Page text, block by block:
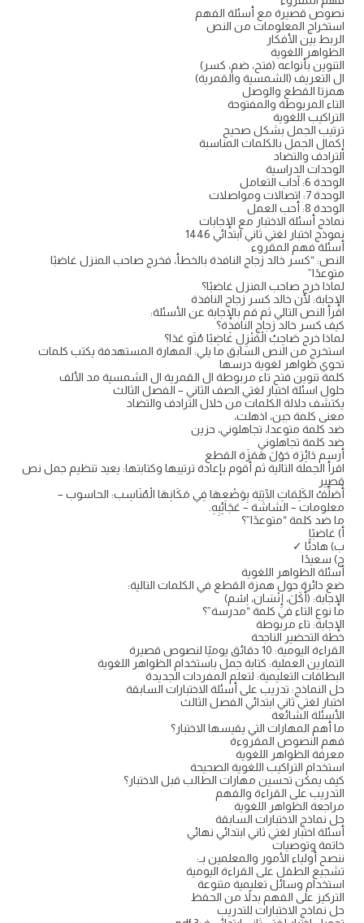
نصوص قصيرة مع أسئلة الفهم
استخراج المعلومات من النص
الربط بين الأفكار
الظواهر اللغوية
التنوين بأنواعه (فتح، ضم، كسر)
ال التعريف (الشمسية والقمرية)
همزتا القطع والوصل
التاء المربوطة والمفتوحة
التراكيب اللغوية
ترتيب الجمل بشكل صحيح
إكمال الجمل بالكلمات المناسبة
الترادف والتضاد
الوحدات الدراسية
الوحدة 6: آداب التعامل
الوحدة 7: اتصالات ومواصلات
الوحدة 8: أحب العمل
نماذج أسئلة الاختبار مع الإجابات
نموذج اختبار لغتي ثاني ابتدائي 1446
أسئلة فهم المقروء
النص: “كسر خالد زجاج النافذة بالخطأ، فخرج صاحب المنزل غاضبًا
متوعدًا”
لماذا خرج صاحب المنزل غاضبًا؟
الإجابة: لأن خالد كسر زجاج النافذة
اقرأ النص التالي ثم قم بالإجابة عن الأسئلة:
كيف كسر خالد زجاج النافذة؟
لماذا خرج صَاحِبُ الْمَنْزِلِ غَاضِبًا مُتَو عَدَا؟
استخرج من النص السابق ما يلي: المهارة المستهدفة يكتب كلمات
تحوي ظواهر لغوية درسها
كلمة تنوين فتح تاء مربوطة ال القمرية ال الشمسية مد الألف
حلول اسئلة اختبار لغتي الصف الثاني – الفصل الثالث
يكتشف دلالة الكلمات من خلال الترادف والتضاد
معنى كلمة جبن، اذهلت،
ضد كلمة متوعدا، تجاهلوني، حزين
ضد كلمة تجاهلوني
أرسم دَائِرَة حَوْلَ هَمَزَة القطع
اقرأ الجملة التالية ثم أقوم بإعادة ترتيبها وكتابتها: يعيد تنظيم جمل نص
قصير
أَصَلِّفُ الكَلِمَاتِ الآتِيَة بِوَضْعِهَا فِي مَكَانِهَا الْمُنَاسِب: الحاسوب –
معلومات – الشاشة – عَجَائِبِهِ.
ما ضد كلمة “متوعدًا”؟
أ) غاضبًا
ب) هادئًا ✓
ج) سعيدًا
أسئلة الظواهر اللغوية
ضع دائرة حول همزة القطع في الكلمات التالية:
الإجابة: (أَكَلَ، إِنْسَان، اِسْم)
ما نوع التاء في كلمة “مدرسة”؟
الإجابة: تاء مربوطة
خطة التحضير الناجحة
القراءة اليومية: 10 دقائق يوميًا لنصوص قصيرة
التمارين العملية: كتابة جمل باستخدام الظواهر اللغوية
البطاقات التعليمية: لتعلم المفردات الجديدة
حل النماذج: تدريب على أسئلة الاختبارات السابقة
اختبار لغتي ثاني ابتدائي الفصل الثالث
الأسئلة الشائعة
ما أهم المهارات التي يقيسها الاختبار؟
فهم النصوص المقروءة
معرفة الظواهر اللغوية
استخدام التراكيب اللغوية الصحيحة
كيف يمكن تحسين مهارات الطالب قبل الاختبار؟
التدريب على القراءة والفهم
مراجعة الظواهر اللغوية
حل نماذج الاختبارات السابقة
أسئلة اختبار لغتي ثاني ابتدائي نهائي
خاتمة وتوصيات
ننصح أولياء الأمور والمعلمين بـ:
تشجيع الطفل على القراءة اليومية
استخدام وسائل تعليمية متنوعة
التركيز على الفهم بدلاً من الحفظ
حل نماذج الاختبارات للتدريب